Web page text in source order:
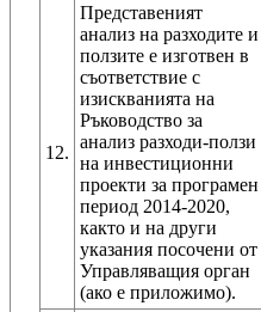
12.
Представеният
анализ на разходите и
ползите е изготвен в
съответствие с
изискванията на
Ръководство за
анализ разходи-ползи
на инвестиционни
проекти за програмен
период 2014-2020,
както и на други
указания посочени от
Управляващия орган
(ако е приложимо).